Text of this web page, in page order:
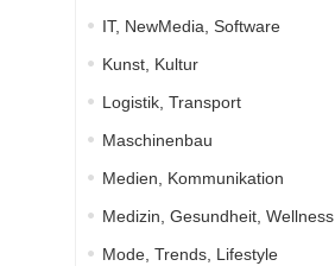
IT, NewMedia, Software
Kunst, Kultur
Logistik, Transport
Maschinenbau
Medien, Kommunikation
Medizin, Gesundheit, Wellness
Mode, Trends, Lifestyle